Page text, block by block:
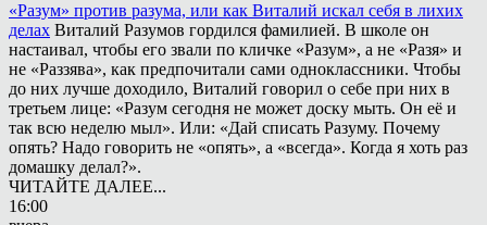
«Разум» против разума, или как Виталий искал себя в лихих
делах Виталий Разумов гордился фамилией. В школе он
настаивал, чтобы его звали по кличке «Разум», а не «Разя» и
не «Раззява», как предпочитали сами одноклассники. Чтобы
до них лучше доходило, Виталий говорил о себе при них в
третьем лице: «Разум сегодня не может доску мыть. Он её и
так всю неделю мыл». Или: «Дай списать Разуму. Почему
опять? Надо говорить не «опять», а «всегда». Когда я хоть раз
домашку делал?».
ЧИТАЙТЕ ДАЛЕЕ...
16:00